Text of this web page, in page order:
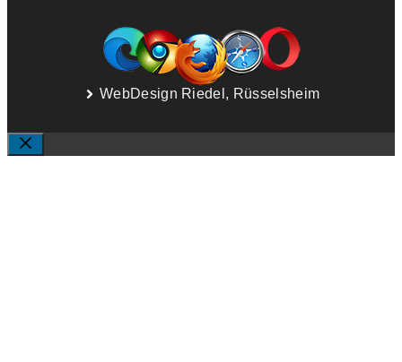
WebDesign Riedel, Rüsselsheim
SCHLIESSEN